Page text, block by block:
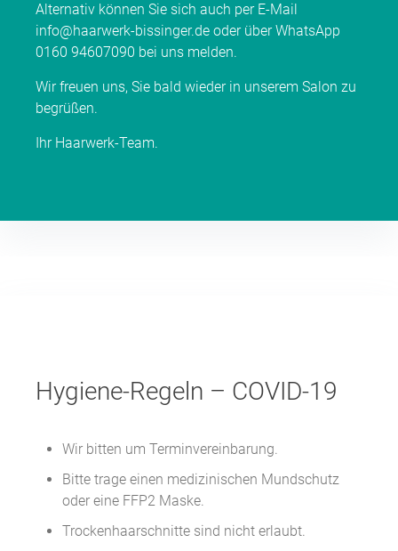
Alternativ können Sie sich auch per E-Mail
info@haarwerk-bissinger.de oder über WhatsApp
0160 94607090 bei uns melden.
Wir freuen uns, Sie bald wieder in unserem Salon zu
begrüßen.
Ihr Haarwerk-Team.
Hygiene-Regeln – COVID-19
Wir bitten um Terminvereinbarung.
Bitte trage einen medizinischen Mundschutz
oder eine FFP2 Maske.
Trockenhaarschnitte sind nicht erlaubt.